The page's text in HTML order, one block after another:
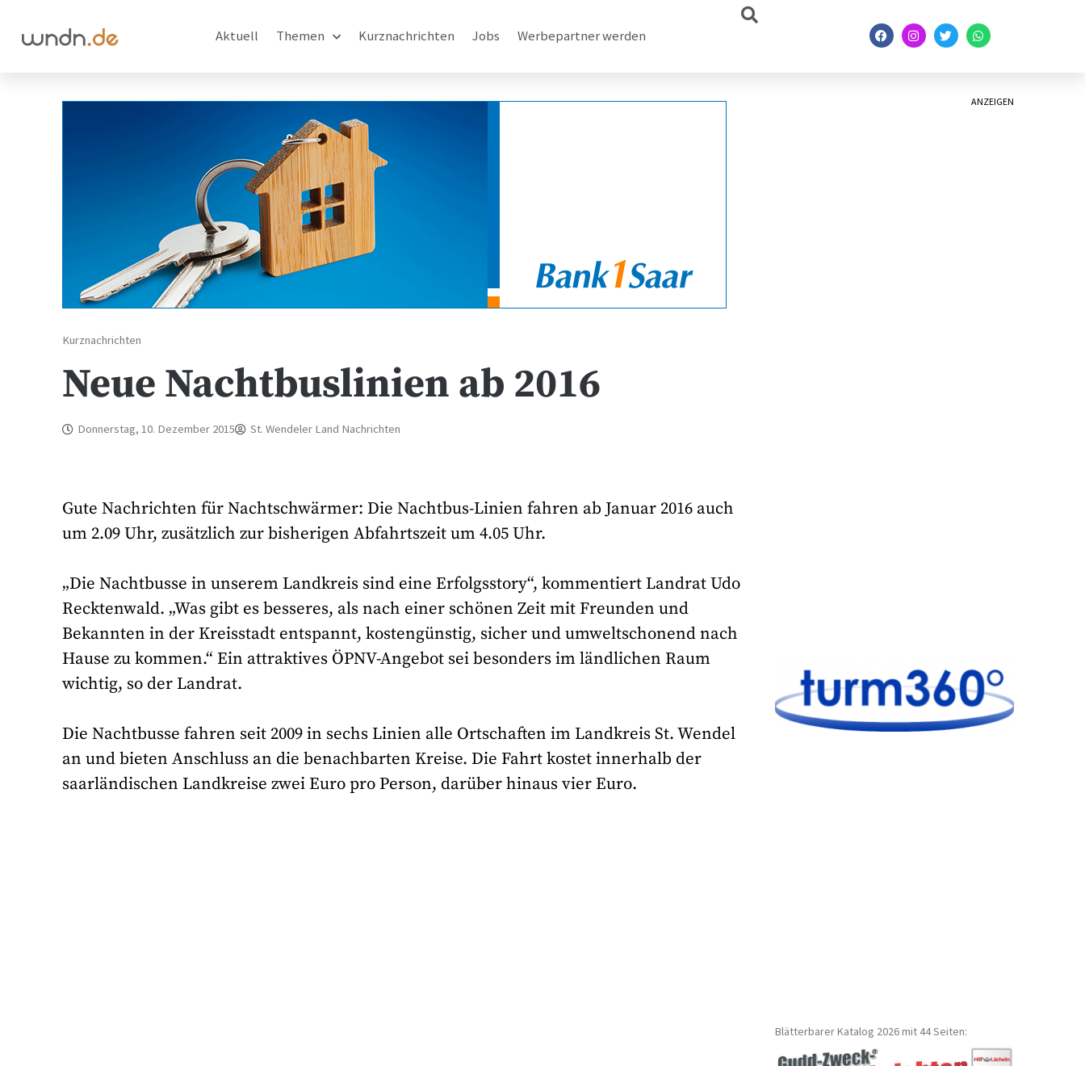
Aktuell Themen Kurznachrichten Jobs Werbepartner werden
Kurznachrichten
Neue Nachtbuslinien ab 2016
Donnerstag, 10. Dezember 2015 St. Wendeler Land Nachrichten
Gute Nachrichten für Nachtschwärmer: Die Nachtbus-Linien fahren ab Januar 2016 auch
um 2.09 Uhr, zusätzlich zur bisherigen Abfahrtszeit um 4.05 Uhr.
„Die Nachtbusse in unserem Landkreis sind eine Erfolgsstory“, kommentiert Landrat Udo
Recktenwald. „Was gibt es besseres, als nach einer schönen Zeit mit Freunden und
Bekannten in der Kreisstadt entspannt, kostengünstig, sicher und umweltschonend nach
Hause zu kommen.“ Ein attraktives ÖPNV-Angebot sei besonders im ländlichen Raum
wichtig, so der Landrat.
Die Nachtbusse fahren seit 2009 in sechs Linien alle Ortschaften im Landkreis St. Wendel
an und bieten Anschluss an die benachbarten Kreise. Die Fahrt kostet innerhalb der
saarländischen Landkreise zwei Euro pro Person, darüber hinaus vier Euro.
ANZEIGEN
Blätterbarer Katalog 2026 mit 44 Seiten: